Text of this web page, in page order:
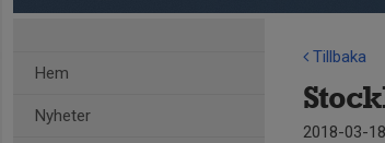
Hem
Nyheter
Tillbaka
2018-03-18